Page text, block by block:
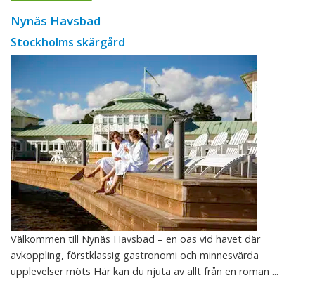
Nynäs Havsbad
Stockholms skärgård
Välkommen till Nynäs Havsbad – en oas vid havet där
avkoppling, förstklassig gastronomi och minnesvärda
upplevelser möts Här kan du njuta av allt från en roman ...